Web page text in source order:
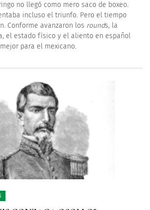
no llegó como mero saco de boxeo.
incluso el triunfo. Pero el tiempo
Conforme avanzaron los rounds, la
el estado físico y el aliento en español
para el mexicano.